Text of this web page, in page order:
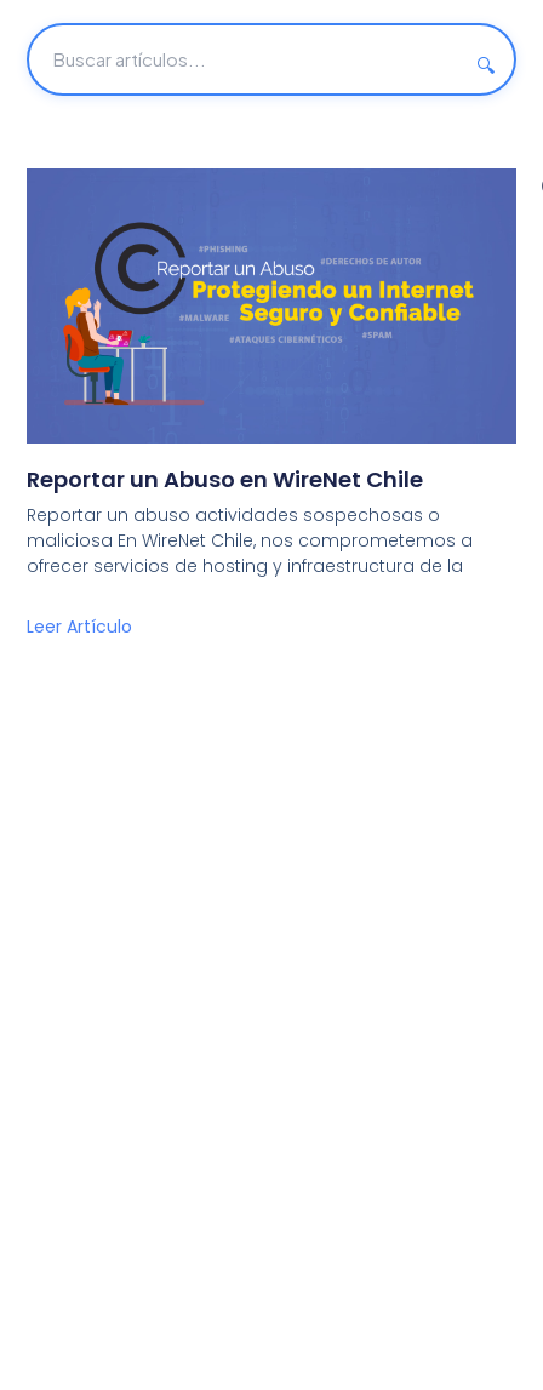
🔍
Reportar un Abuso en WireNet Chile
Reportar un abuso actividades sospechosas o
maliciosa En WireNet Chile, nos comprometemos a
ofrecer servicios de hosting y infraestructura de la
Leer Artículo